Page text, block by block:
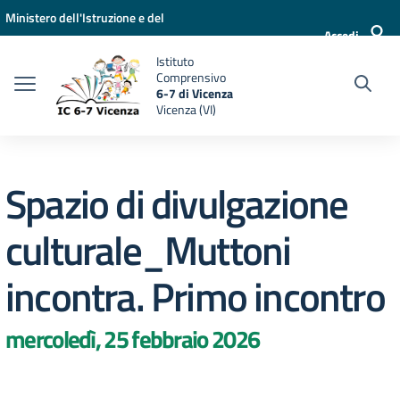
Vai ai contenuti
Vai al menu di navigazione
Vai al footer
Ministero dell'Istruzione e del
Accedi
Istituto
Comprensivo
6-7 di Vicenza
Vicenza (VI)
Spazio di divulgazione
culturale_Muttoni
incontra. Primo incontro
mercoledì, 25 febbraio 2026